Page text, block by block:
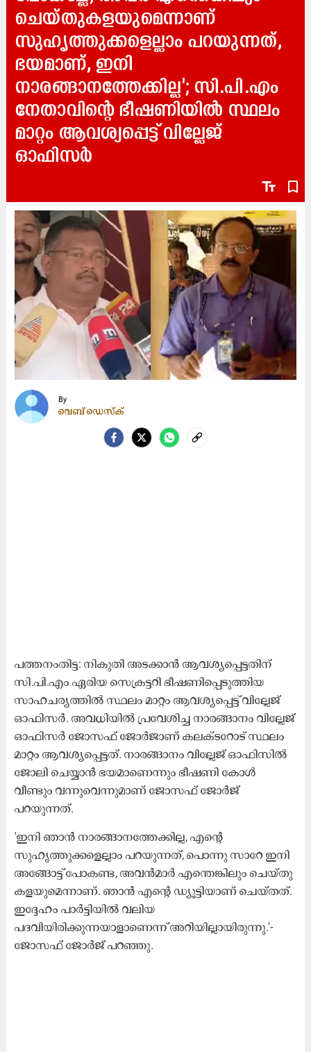
ചെയ്തുകളയുമെന്നാണ്
സുഹൃത്തുക്കളെല്ലാം പറയുന്നത്,
ഭയമാണ്, ഇനി
നാരങ്ങാനത്തേക്കില്ല'; സി.പി.എം
നേതാവിന്റെ ഭീഷണിയിൽ സ്ഥലം
മാറ്റം ആവശ്യപ്പെട്ട് വില്ലേജ്
ഓഫിസർ
text_fields bookmark_border
By
വെബ് ഡെസ്ക്
പത്തനംതിട്ട: നികുതി അടക്കാൻ ആവശ്യപ്പെട്ടതിന്
സി.പി.എം ഏരിയ സെക്രട്ടറി ഭീഷണിപ്പെടുത്തിയ
സാഹചര്യത്തിൽ സ്ഥലം മാറ്റം ആവശ്യപ്പെട്ട് വില്ലേജ്
ഓഫിസർ. അവധിയിൽ പ്രവേശിച്ച നാരങ്ങാനം വില്ലേജ്
ഓഫിസർ ജോസഫ് ജോർജാണ് കലക്ടറോട് സ്ഥലം
മാറ്റം ആവശ്യപ്പെട്ടത്. നാരങ്ങാനം വില്ലേജ് ഓഫിസിൽ
ജോലി ചെയ്യാൻ ഭയമാണെന്നും ഭീഷണി കോൾ
വീണ്ടും വന്നുവെന്നുമാണ് ജോസഫ് ജോർജ്
പറയുന്നത്.
'ഇനി ഞാൻ നാരങ്ങാനത്തേക്കില്ല, എന്റെ
സുഹൃത്തുക്കളെല്ലാം പറയുന്നത്, പൊന്നു സാറേ ഇനി
അങ്ങോട്ട് പോകണ്ട, അവൻമാർ എന്തെങ്കിലും ചെയ്തു
കളയുമെന്നാണ്. ഞാൻ എന്റെ ഡ്യൂട്ടിയാണ് ചെയ്തത്.
ഇദ്ദേഹം പാർട്ടിയിൽ വലിയ
പദവിയിരിക്കുന്നയാളാണെന്ന് അറിയില്ലായിരുന്നു.'-
ജോസഫ് ജോർജ് പറഞ്ഞു.